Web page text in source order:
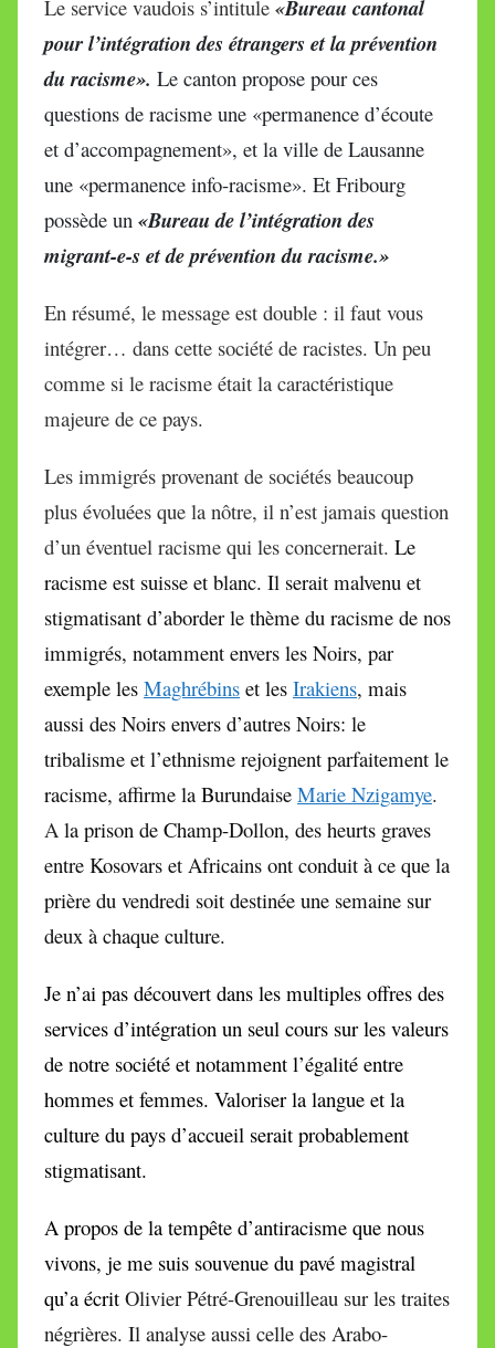
Le service vaudois s’intitule «Bureau cantonal
pour l’intégration des étrangers et la prévention
du racisme». Le canton propose pour ces
questions de racisme une «permanence d’écoute
et d’accompagnement», et la ville de Lausanne
une «permanence info-racisme». Et Fribourg
possède un «Bureau de l’intégration des
migrant-e-s et de prévention du racisme.»
En résumé, le message est double : il faut vous
intégrer… dans cette société de racistes. Un peu
comme si le racisme était la caractéristique
majeure de ce pays.
Les immigrés provenant de sociétés beaucoup
plus évoluées que la nôtre, il n’est jamais question
d’un éventuel racisme qui les concernerait. Le
racisme est suisse et blanc. Il serait malvenu et
stigmatisant d’aborder le thème du racisme de nos
immigrés, notamment envers les Noirs, par
exemple les Maghrébins et les Irakiens, mais
aussi des Noirs envers d’autres Noirs: le
tribalisme et l’ethnisme rejoignent parfaitement le
racisme, affirme la Burundaise Marie Nzigamye.
A la prison de Champ-Dollon, des heurts graves
entre Kosovars et Africains ont conduit à ce que la
prière du vendredi soit destinée une semaine sur
deux à chaque culture.
Je n’ai pas découvert dans les multiples offres des
services d’intégration un seul cours sur les valeurs
de notre société et notamment l’égalité entre
hommes et femmes. Valoriser la langue et la
culture du pays d’accueil serait probablement
stigmatisant.
A propos de la tempête d’antiracisme que nous
vivons, je me suis souvenue du pavé magistral
qu’a écrit Olivier Pétré-Grenouilleau sur les traites
négrières. Il analyse aussi celle des Arabo-